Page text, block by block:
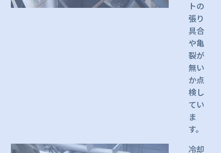
トの
張り
具合
や亀
裂が
無い
か点
検し
てい
ま
す。
冷却